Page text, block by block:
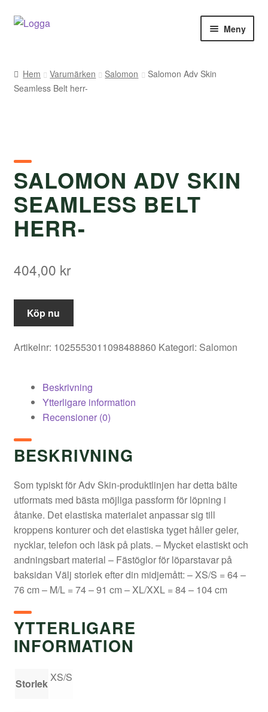
Hoppa
Hoppa
Meny
Kontakt
Varumärken
Väljare
Hem Varumärken Salomon
Salomon Adv Skin
Seamless Belt herr-
SALOMON ADV SKIN
SEAMLESS BELT
HERR-
404,00 kr
Köp nu
Artikelnr: 1025553011098488860 Kategori: Salomon
Beskrivning
Ytterligare information
Recensioner (0)
BESKRIVNING
Som typiskt för Adv Skin-produktlinjen har detta bälte
utformats med bästa möjliga passform för löpning i
åtanke. Det elastiska materialet anpassar sig till
kroppens konturer och det elastiska tyget håller geler,
nycklar, telefon och läsk på plats. – Mycket elastiskt och
andningsbart material – Fästöglor för löparstavar på
baksidan Välj storlek efter din midjemått: – XS/S = 64 –
76 cm – M/L = 74 – 91 cm – XL/XXL = 84 – 104 cm
YTTERLIGARE
INFORMATION
StorlekXS/S